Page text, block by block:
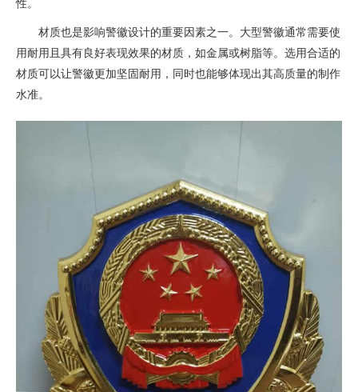
性。
材质也是影响警徽设计的重要因素之一。大型警徽通常需要使
用耐用且具有良好表现效果的材质，如金属或树脂等。选用合适的
材质可以让警徽更加坚固耐用，同时也能够体现出其高质量的制作
水准。